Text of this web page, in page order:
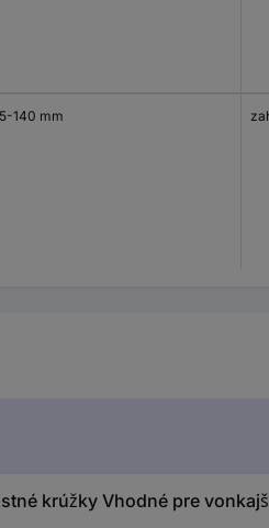
140 mm
krúžky Vhodné pre